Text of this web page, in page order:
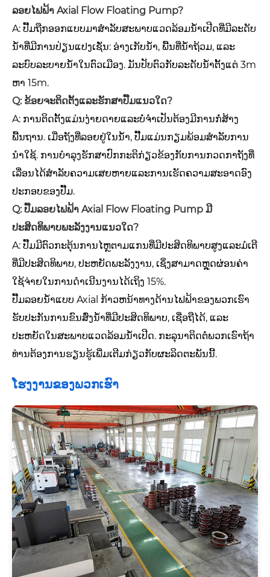
ລອຍໄຟຟ້າ Axial Flow Floating Pump?
A: ປັ໊ມຖືກອອກແບບມາສໍາລັບສະພາບແວດລ້ອມນ້ໍາເປີດທີ່ມີລະດັບ
ນ້ໍາທີ່ມີການປ່ຽນແປງເຊັ່ນ: ອ່າງເກັບນ້ໍາ, ພື້ນທີ່ນໍ້າຖ້ວມ, ແລະ
ລະບົບລະບາຍນ້ໍາໃນຕົວເມືອງ. ມັນປັບຕົວກັບລະດັບນ້ໍາຕັ້ງແຕ່ 3m
ຫາ 15m.
Q: ຂ້ອຍຈະຕິດຕັ້ງແລະຮັກສາປັ໊ມແນວໃດ?
A: ການຕິດຕັ້ງແມ່ນງ່າຍດາຍແລະບໍ່ຈໍາເປັນຕ້ອງມີການກໍ່ສ້າງ
ພື້ນຖານ. ເມື່ອຖັງທີ່ລອຍຢູ່ໃນນ້ໍາ, ປັ໊ມແມ່ນກຽມພ້ອມສໍາລັບການ
ນໍາໃຊ້. ການບໍາລຸງຮັກສາປົກກະຕິກ່ຽວຂ້ອງກັບການກວດກາຖັງທີ່
ເລື່ອນໄດ້ສໍາລັບຄວາມເສຍຫາຍແລະການເຮັດຄວາມສະອາດອົງ
ປະກອບຂອງປັ໊ມ.
Q: ປັ໊ມລອຍໄຟຟ້າ Axial Flow Floating Pump ມີ
ປະສິດທິພາບພະລັງງານແນວໃດ?
A: ປັ໊ມມີຕົວກະຕຸ້ນການໄຫຼຕາມແກນທີ່ມີປະສິດທິພາບສູງແລະມໍເຕີ
ທີ່ມີປະສິດທິພາບ, ປະຫຍັດພະລັງງານ, ເຊິ່ງສາມາດຫຼຸດຜ່ອນຄ່າ
ໃຊ້ຈ່າຍໃນການດໍາເນີນງານໄດ້ເຖິງ 15%.
ປັ໊ມລອຍນ້ໍາແບບ Axial ກ້າວຫນ້າທາງດ້ານໄຟຟ້າຂອງພວກເຮົາ
ຮັບປະກັນການຂົນສົ່ງນ້ໍາທີ່ມີປະສິດທິພາບ, ເຊື່ອຖືໄດ້, ແລະ
ປະຫຍັດໃນສະພາບແວດລ້ອມນ້ໍາເປີດ. ກະລຸນາຕິດຕໍ່ພວກເຮົາຖ້າ
ທ່ານຕ້ອງການຮຽນຮູ້ເພີ່ມເຕີມກ່ຽວກັບຜະລິດຕະພັນນີ້.
ໂຮງງານຂອງພວກເຮົາ